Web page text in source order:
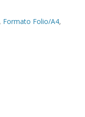
, Formato Folio/A4,